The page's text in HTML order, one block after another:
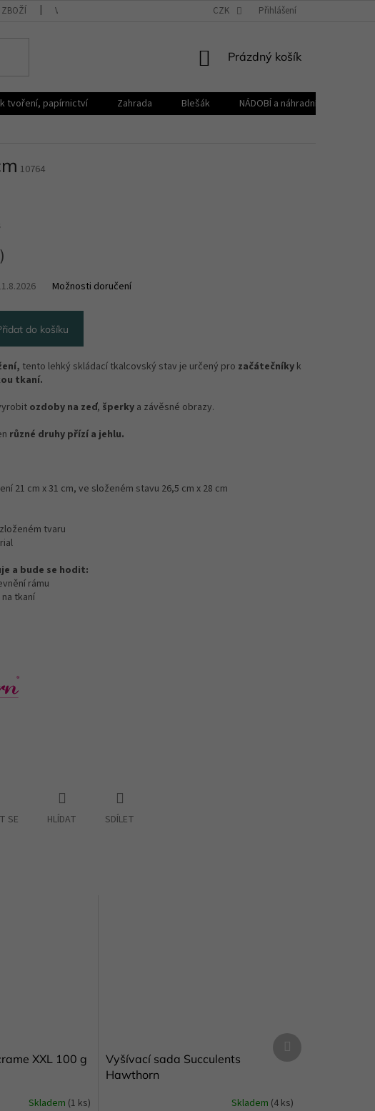
ZBOŽÍ VŠEOBECNÉ OBCHODNÍ PODMÍNKY REKLAMAČNÍ ŘÁD
CZK Přihlášení
NÁKUPNÍ
Prázdný košík
tvoření, papírnictví Zahrada Blešák
NÁDOBÍ a náhradní díly KELOmat
10764
Možnosti doručení
do košíku
tento lehký skládací tkalcovský stav je určený pro začátečníky k
tkaní.
ozdoby na zeď, šperky a závěsné obrazy.
různé druhy přízí a jehlu.
21 cm x 31 cm, ve složeném stavu 26,5 cm x 28 cm
tvaru
a bude se hodit:
rámu
tkaní
SE HLÍDAT SDÍLET
XXL 100 g
Skladem (1 ks)
Vyšívací sada Succulents
Hawthorn
Skladem (4 ks)
Další
produkt